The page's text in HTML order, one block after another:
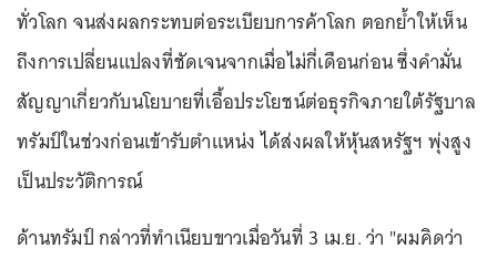
ทั่วโลก จนส่งผลกระทบต่อระเบียบการค้าโลก ตอกย้ำให้เห็น
ถึงการเปลี่ยนแปลงที่ชัดเจนจากเมื่อไม่กี่เดือนก่อน ซึ่งคำมั่น
สัญญาเกี่ยวกับนโยบายที่เอื้อประโยชน์ต่อธุรกิจภายใต้รัฐบาล
ทรัมป์ในช่วงก่อนเข้ารับตำแหน่ง ได้ส่งผลให้หุ้นสหรัฐฯ พุ่งสูง
เป็นประวัติการณ์
ด้านทรัมป์ กล่าวที่ทำเนียบขาวเมื่อวันที่ 3 เม.ย. ว่า "ผมคิดว่า